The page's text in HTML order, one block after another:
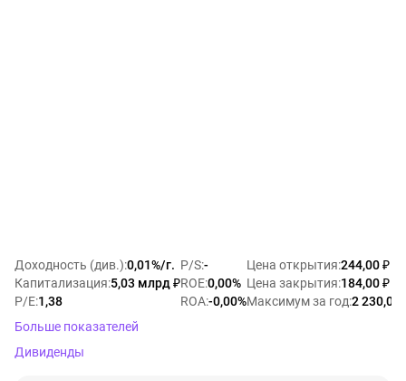
Доходность (див.):0,01%/г.
Капитализация:5,03 млрд ₽
P/E:1,38
P/S:-
ROE:0,00%
ROA:-0,00%
Цена открытия:244,00 ₽
Цена закрытия:184,00 ₽
Максимум за год:2 230,00
Больше показателей
Дивиденды